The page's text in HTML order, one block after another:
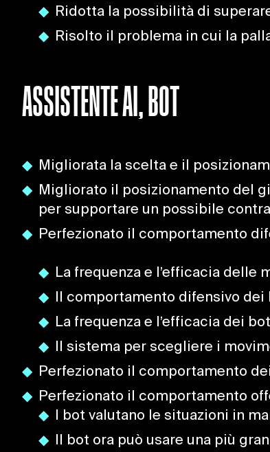
Ridotta la possibilità di
Risolto il problema in cui la
ASSISTENTE AI, BOT
Migliorata la scelta e il
Migliorato il posizionamento del
per supportare un possibile
Perfezionato il comportamento
La frequenza e l’efficacia
Il comportamento difensivo
La frequenza e l’efficacia dei
Il sistema per scegliere i
Perfezionato il comportamento
Perfezionato il comportamento
I bot valutano le situazioni in
Il bot ora può usare una più